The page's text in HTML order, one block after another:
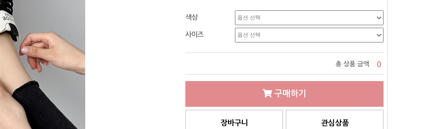
색상
사이즈
총 상품 금액 0
구매하기
장바구니 관심상품